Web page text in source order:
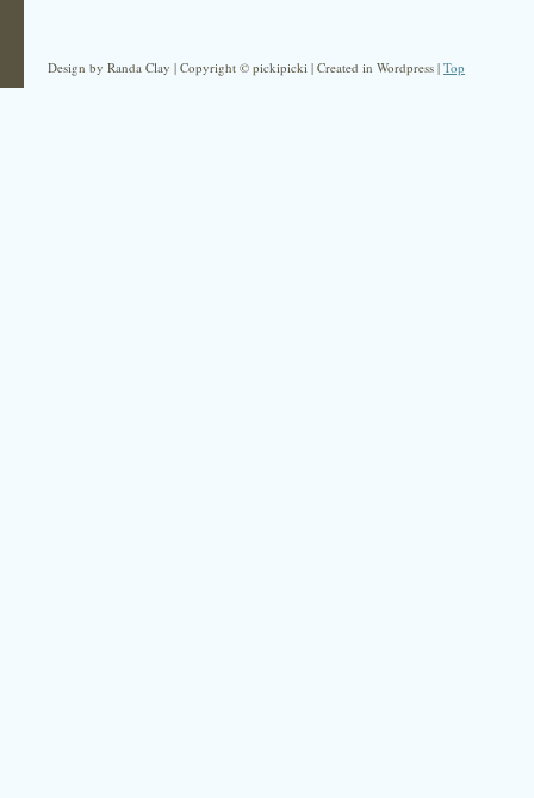
Design by Randa Clay | Copyright © pickipicki | Created in Wordpress | Top